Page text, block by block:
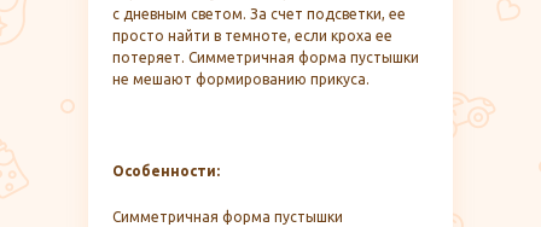
с дневным светом. За счет подсветки, ее
просто найти в темноте, если кроха ее
потеряет. Симметричная форма пустышки
не мешают формированию прикуса.
Особенности:
Симметричная форма пустышки